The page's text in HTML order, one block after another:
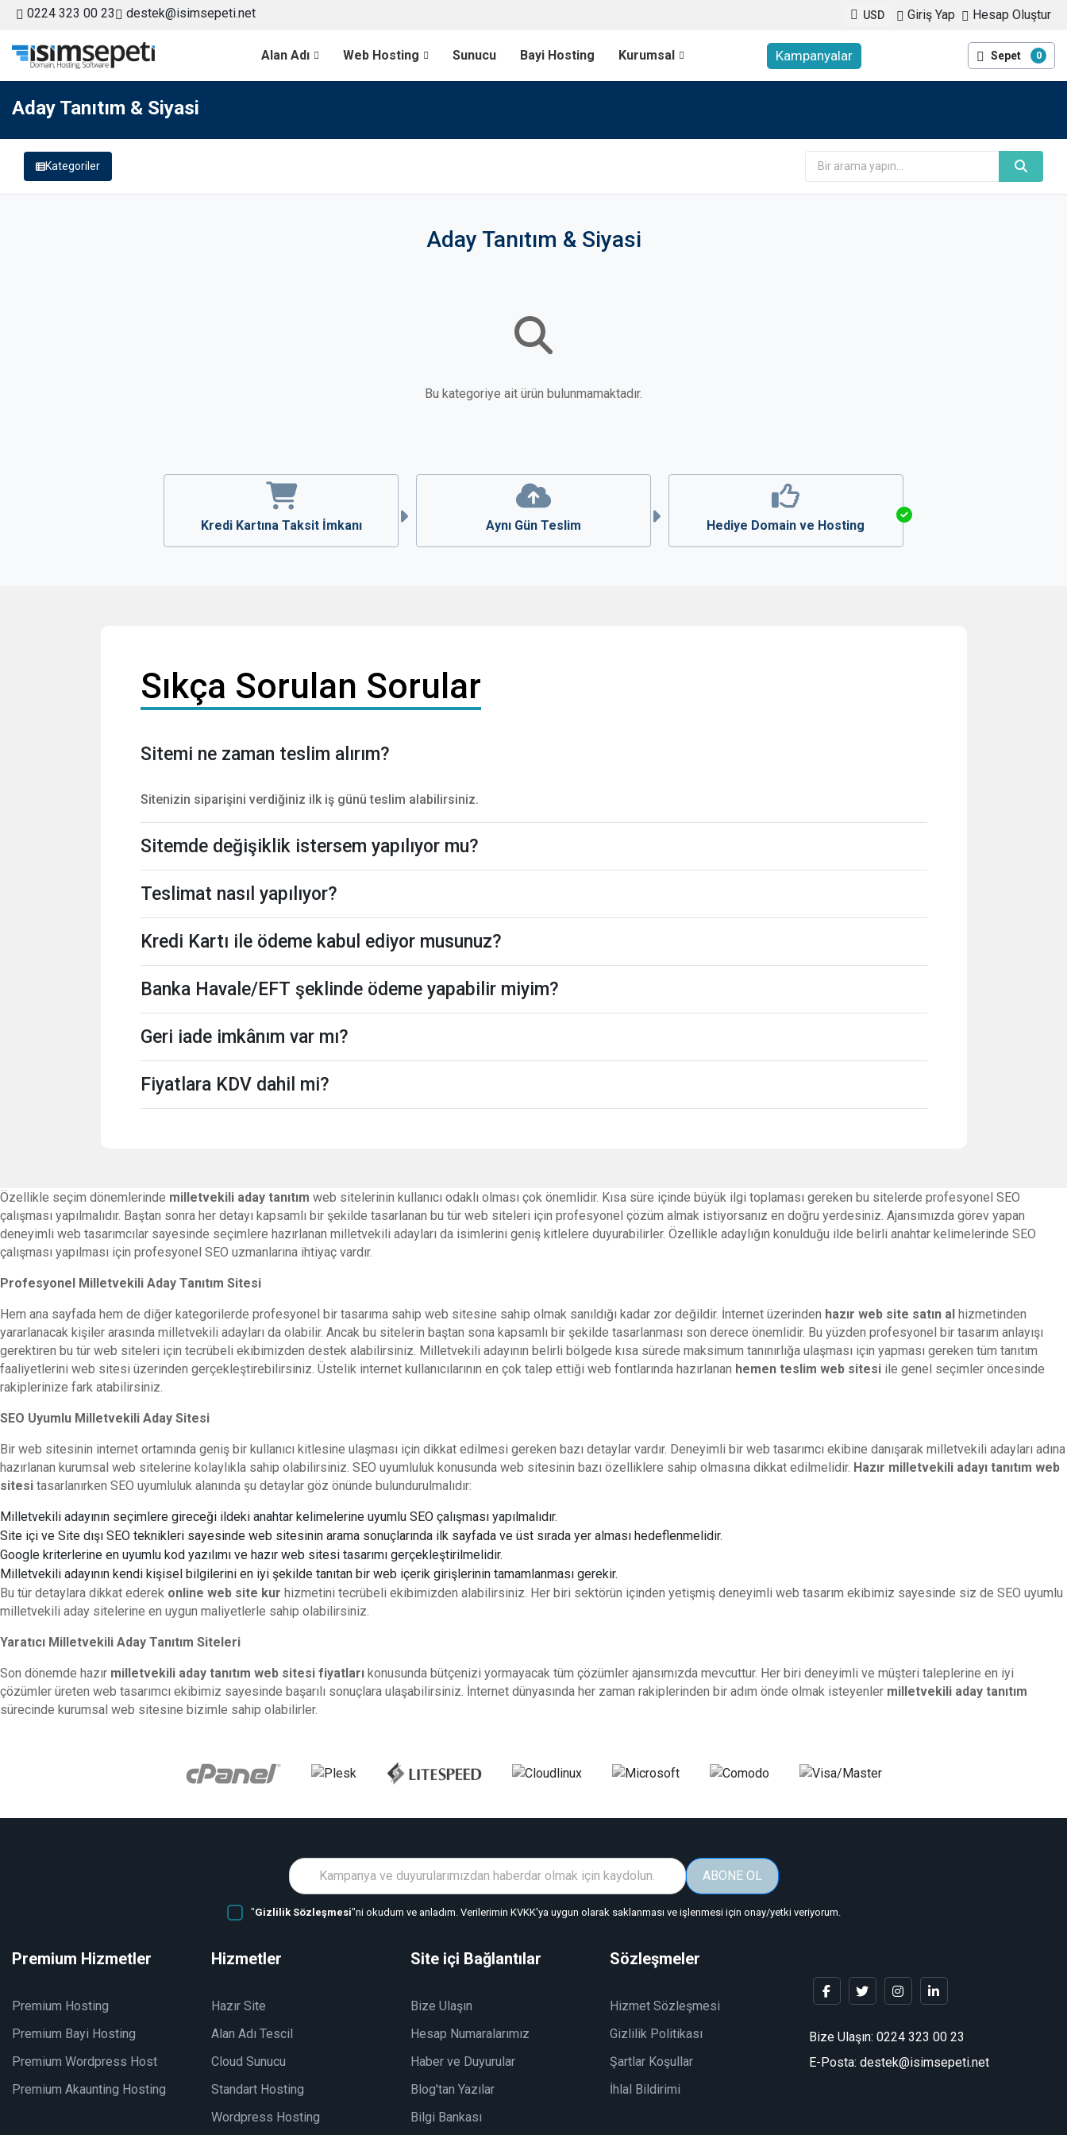
0224 323 00 23 destek@isimsepeti.net USD Giriş Yap Hesap Oluştur
Alan Adı Web Hosting Sunucu Bayi Hosting Kurumsal Kampanyalar Sepet 0
Aday Tanıtım & Siyasi
Kategoriler
Aday Tanıtım & Siyasi
Bu kategoriye ait ürün bulunmamaktadır.
Kredi Kartına Taksit İmkanı Aynı Gün Teslim Hediye Domain ve Hosting
Sıkça Sorulan Sorular
Sitemi ne zaman teslim alırım?
Sitenizin siparişini verdiğiniz ilk iş günü teslim alabilirsiniz.
Sitemde değişiklik istersem yapılıyor mu?
Teslimat nasıl yapılıyor?
Kredi Kartı ile ödeme kabul ediyor musunuz?
Banka Havale/EFT şeklinde ödeme yapabilir miyim?
Geri iade imkânım var mı?
Fiyatlara KDV dahil mi?
Özellikle seçim dönemlerinde milletvekili aday tanıtım web sitelerinin kullanıcı odaklı olması çok önemlidir. Kısa süre içinde büyük ilgi toplaması gereken bu sitelerde profesyonel SEO
çalışması yapılmalıdır. Baştan sonra her detayı kapsamlı bir şekilde tasarlanan bu tür web siteleri için profesyonel çözüm almak istiyorsanız en doğru yerdesiniz. Ajansımızda görev yapan
deneyimli web tasarımcılar sayesinde seçimlere hazırlanan milletvekili adayları da isimlerini geniş kitlelere duyurabilirler. Özellikle adaylığın konulduğu ilde belirli anahtar kelimelerinde SEO
çalışması yapılması için profesyonel SEO uzmanlarına ihtiyaç vardır.
Profesyonel Milletvekili Aday Tanıtım Sitesi
Hem ana sayfada hem de diğer kategorilerde profesyonel bir tasarıma sahip web sitesine sahip olmak sanıldığı kadar zor değildir. İnternet üzerinden hazır web site satın al hizmetinden
yararlanacak kişiler arasında milletvekili adayları da olabilir. Ancak bu sitelerin baştan sona kapsamlı bir şekilde tasarlanması son derece önemlidir. Bu yüzden profesyonel bir tasarım anlayışı
gerektiren bu tür web siteleri için tecrübeli ekibimizden destek alabilirsiniz. Milletvekili adayının belirli bölgede kısa sürede maksimum tanınırlığa ulaşması için yapması gereken tüm tanıtım
faaliyetlerini web sitesi üzerinden gerçekleştirebilirsiniz. Üstelik internet kullanıcılarının en çok talep ettiği web fontlarında hazırlanan hemen teslim web sitesi ile genel seçimler öncesinde
rakiplerinize fark atabilirsiniz.
SEO Uyumlu Milletvekili Aday Sitesi
Bir web sitesinin internet ortamında geniş bir kullanıcı kitlesine ulaşması için dikkat edilmesi gereken bazı detaylar vardır. Deneyimli bir web tasarımcı ekibine danışarak milletvekili adayları adına
hazırlanan kurumsal web sitelerine kolaylıkla sahip olabilirsiniz. SEO uyumluluk konusunda web sitesinin bazı özelliklere sahip olmasına dikkat edilmelidir. Hazır milletvekili adayı tanıtım web
sitesi tasarlanırken SEO uyumluluk alanında şu detaylar göz önünde bulundurulmalıdır:
Milletvekili adayının seçimlere gireceği ildeki anahtar kelimelerine uyumlu SEO çalışması yapılmalıdır.
Site içi ve Site dışı SEO teknikleri sayesinde web sitesinin arama sonuçlarında ilk sayfada ve üst sırada yer alması hedeflenmelidir.
Google kriterlerine en uyumlu kod yazılımı ve hazır web sitesi tasarımı gerçekleştirilmelidir.
Milletvekili adayının kendi kişisel bilgilerini en iyi şekilde tanıtan bir web içerik girişlerinin tamamlanması gerekir.
Bu tür detaylara dikkat ederek online web site kur hizmetini tecrübeli ekibimizden alabilirsiniz. Her biri sektörün içinden yetişmiş deneyimli web tasarım ekibimiz sayesinde siz de SEO uyumlu
milletvekili aday sitelerine en uygun maliyetlerle sahip olabilirsiniz.
Yaratıcı Milletvekili Aday Tanıtım Siteleri
Son dönemde hazır milletvekili aday tanıtım web sitesi fiyatları konusunda bütçenizi yormayacak tüm çözümler ajansımızda mevcuttur. Her biri deneyimli ve müşteri taleplerine en iyi
çözümler üreten web tasarımcı ekibimiz sayesinde başarılı sonuçlara ulaşabilirsiniz. İnternet dünyasında her zaman rakiplerinden bir adım önde olmak isteyenler milletvekili aday tanıtım
sürecinde kurumsal web sitesine bizimle sahip olabilirler.
ABONE OL
"Gizlilik Sözleşmesi"ni okudum ve anladım. Verilerimin KVKK'ya uygun olarak saklanması ve işlenmesi için onay/yetki veriyorum.
Premium Hizmetler
Premium Hosting
Premium Bayi Hosting
Premium Wordpress Host
Premium Akaunting Hosting
Hizmetler
Hazır Site
Alan Adı Tescil
Cloud Sunucu
Standart Hosting
Wordpress Hosting
Site içi Bağlantılar
Bize Ulaşın
Hesap Numaralarımız
Haber ve Duyurular
Blog'tan Yazılar
Bilgi Bankası
Sözleşmeler
Hizmet Sözleşmesi
Gizlilik Politikası
Şartlar Koşullar
İhlal Bildirimi
Bize Ulaşın: 0224 323 00 23
E-Posta: destek@isimsepeti.net